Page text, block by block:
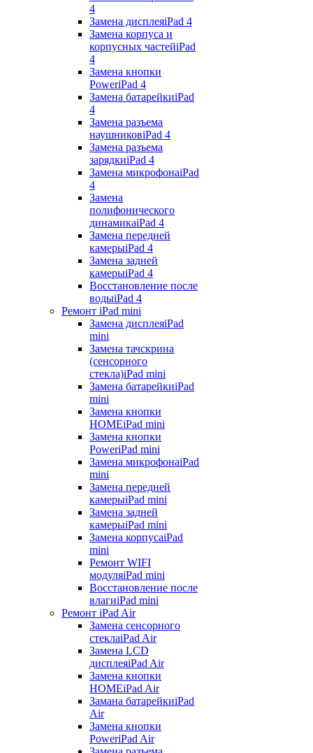
4
Замена дисплеяiPad 4
Замена корпуса и
корпусных частейiPad
4
Замена кнопки
PoweriPad 4
Замена батарейкиiPad
4
Замена разъема
наушниковiPad 4
Замена разъема
зарядкиiPad 4
Замена микрофонаiPad
4
Замена
полифонического
динамикаiPad 4
Замена передней
камерыiPad 4
Замена задней
камерыiPad 4
Восстановление после
водыiPad 4
Ремонт iPad mini
Замена дисплеяiPad
mini
Замена тачскрина
(сенсорного
стекла)iPad mini
Замена батарейкиiPad
mini
Замена кнопки
HOMEiPad mini
Замена кнопки
PoweriPad mini
Замена микрофонаiPad
mini
Замена передней
камерыiPad mini
Замена задней
камерыiPad mini
Замена корпусаiPad
mini
Ремонт WIFI
модуляiPad mini
Восстановление после
влагиiPad mini
Ремонт iPad Air
Замена сенсорного
стеклаiPad Air
Замена LCD
дисплеяiPad Air
Замена кнопки
HOMEiPad Air
Замана батарейкиiPad
Air
Замена кнопки
PoweriPad Air